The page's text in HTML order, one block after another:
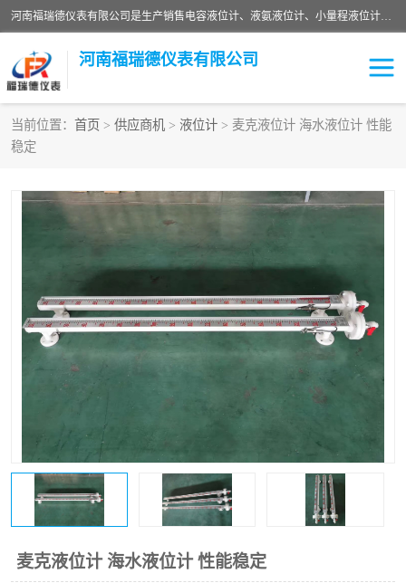
河南福瑞德仪表有限公司是生产销售电容液位计、液氨液位计、小量程液位计定制、智能锅炉水位计、液氮液位计等；并在产品开发、研制的过程中，吸取国内外仪器仪表的技术精华，建立了一支高、精、尖的科研开发队伍，使产品性能不断升级。
河南福瑞德仪表有限公司
当前位置： 首页 > 供应商机 > 液位计 > 麦克液位计 海水液位计 性能
稳定
麦克液位计 海水液位计 性能稳定
液位计
压力传感器 流量传感器
液氮液位计
液位计传感器定制
液氨液位计 物位计
油量传感器 测漏仪
智能锅炉水位计 电容液位计
流量仪表 加油站液位仪